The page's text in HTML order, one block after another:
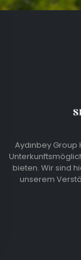
Aydınbey
bieten. Wir sind
unserem